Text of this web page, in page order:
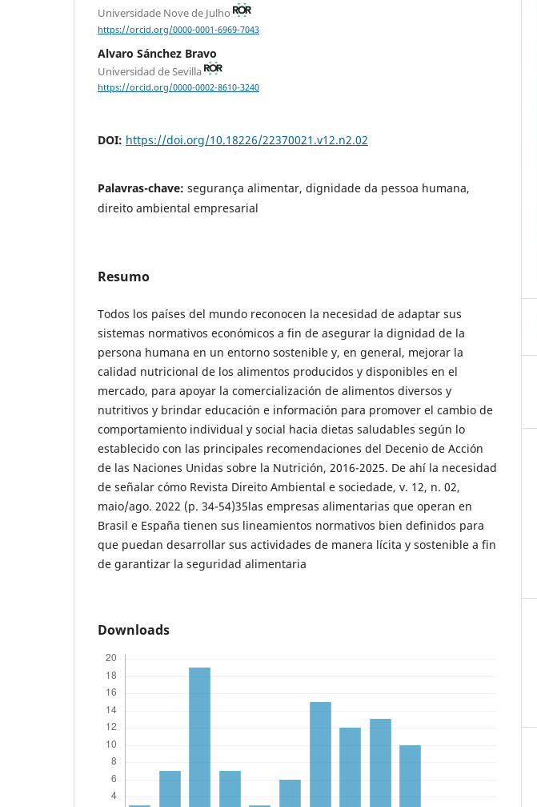
Universidade Nove de Julho
https://orcid.org/0000-0001-6969-7043
Alvaro Sánchez Bravo
Universidad de Sevilla
https://orcid.org/0000-0002-8610-3240
DOI: https://doi.org/10.18226/22370021.v12.n2.02
Palavras-chave: segurança alimentar, dignidade da pessoa humana,
direito ambiental empresarial
Resumo
Todos los países del mundo reconocen la necesidad de adaptar sus
sistemas normativos económicos a fin de asegurar la dignidad de la
persona humana en un entorno sostenible y, en general, mejorar la
calidad nutricional de los alimentos producidos y disponibles en el
mercado, para apoyar la comercialización de alimentos diversos y
nutritivos y brindar educación e información para promover el cambio de
comportamiento individual y social hacia dietas saludables según lo
establecido con las principales recomendaciones del Decenio de Acción
de las Naciones Unidas sobre la Nutrición, 2016-2025. De ahí la necesidad
de señalar cómo Revista Direito Ambiental e sociedade, v. 12, n. 02,
maio/ago. 2022 (p. 34-54)35las empresas alimentarias que operan en
Brasil e España tienen sus lineamientos normativos bien definidos para
que puedan desarrollar sus actividades de manera lícita y sostenible a fin
de garantizar la seguridad alimentaria
Downloads